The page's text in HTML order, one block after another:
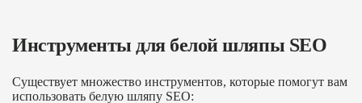
Инструменты для белой шляпы SEO
Существует множество инструментов, которые помогут вам
использовать белую шляпу SEO: